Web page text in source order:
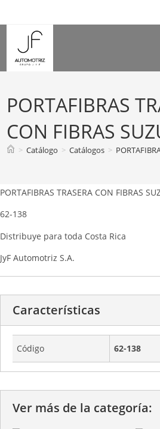
to
content
PORTAFIBRAS
CON FIBRAS
> Catálogo > Catálogos >
PORTAFIBRAS TRASERA CON FIBRAS
62-138
Distribuye para toda Costa Rica
JyF Automotriz S.A.
Características
Código 62-138
Ver más de la categoría: